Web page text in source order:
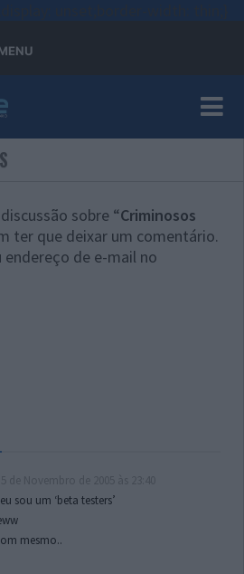
sobre “Criminosos
ter que deixar um comentário.
endereço de e-mail no
sou um ‘beta testers’
mesmo..